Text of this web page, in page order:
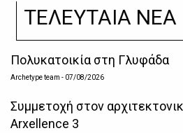
ΤΕΛΕΥΤΑΙΑ ΝΕΑ
Πολυκατοικία στη Γλυφάδα
Archetype team - 07/08/2026
Συμμετοχή στον
Arxellence 3